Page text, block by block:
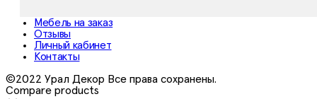
Мебель на заказ
Отзывы
Личный кабинет
Контакты
©2022 Урал Декор Все права сохранены.
Compare products